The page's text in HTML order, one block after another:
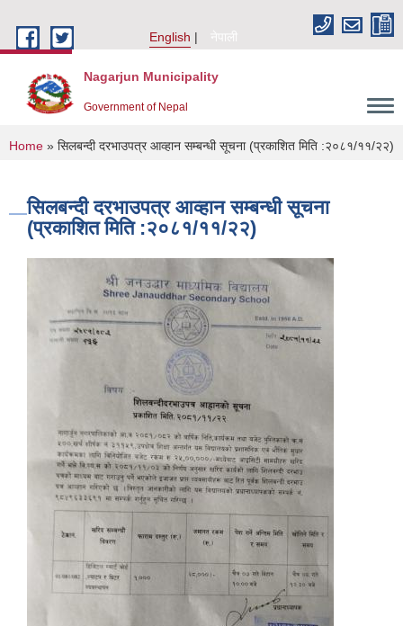
English
नेपाली
Nagarjun Municipality
Government of Nepal
You are here
Home » सिलबन्दी दरभाउपत्र आव्हान सम्बन्धी सूचना (प्रकाशित मिति :२०८१/११/२२)
सिलबन्दी दरभाउपत्र आव्हान सम्बन्धी सूचना
(प्रकाशित मिति :२०८१/११/२२)